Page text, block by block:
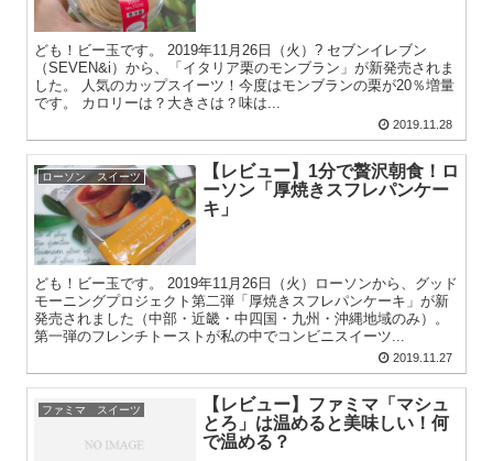
ども！ビー玉です。 2019年11月26日（火）? セブンイレブン
（SEVEN&i）から、「イタリア栗のモンブラン」が新発売されま
した。 人気のカップスイーツ！今度はモンブランの栗が20％増量
です。 カロリーは？大きさは？味は...
2019.11.28
ローソン スイーツ
【レビュー】1分で贅沢朝食！ロ
ーソン「厚焼きスフレパンケー
キ」
ども！ビー玉です。 2019年11月26日（火）ローソンから、グッド
モーニングプロジェクト第二弾「厚焼きスフレパンケーキ」が新
発売されました（中部・近畿・中四国・九州・沖縄地域のみ）。
第一弾のフレンチトーストが私の中でコンビニスイーツ...
2019.11.27
ファミマ スイーツ
【レビュー】ファミマ「マシュ
とろ」は温めると美味しい！何
で温める？